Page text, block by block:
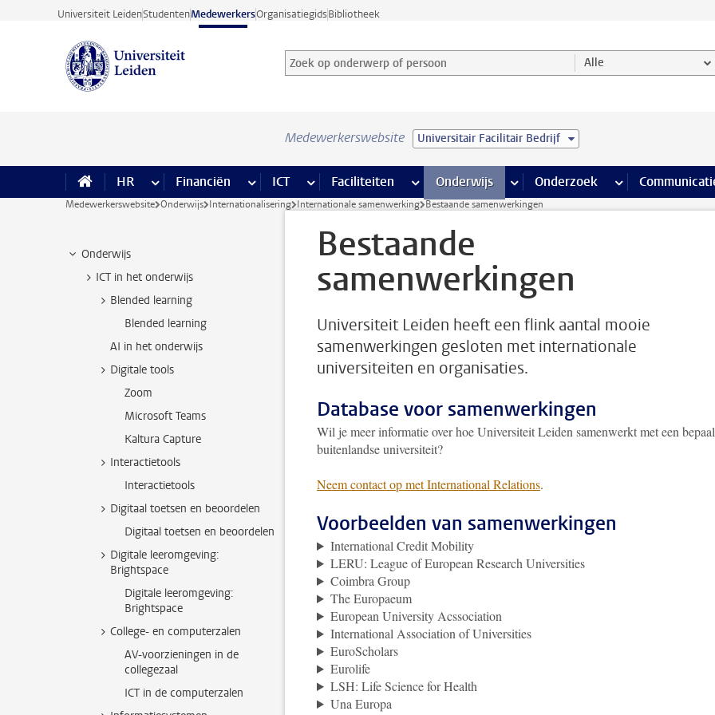
Ga direct naar de inhoud
Universiteit LeidenStudentenMedewerkersOrganisatiegidsBibliotheek
Zoek op onderwerp of persoon en selecteer categorie
Zoekterm Alle
Medewerkerswebsite Universitair Facilitair Bedrijf
HR meer HR pagina’s
Financiën meer Financiën pagina’s
ICT meer ICT pagina’s
Faciliteiten meer Faciliteiten pagina’s
Onderwijs meer Onderwijs pagina’s
Onderzoek meer Onderzoek
Medewerkerswebsite Onderwijs Internationalisering Internationale samenwerking Bestaande samenwerkingen
Onderwijs
ICT in het onderwijs
Blended learning
Blended learning
AI in het onderwijs
Digitale tools
Zoom
Microsoft Teams
Kaltura Capture
Interactietools
Interactietools
Digitaal toetsen en beoordelen
Digitaal toetsen en beoordelen
Digitale leeromgeving:
Brightspace
Digitale leeromgeving:
Brightspace
College- en computerzalen
AV-voorzieningen in de
collegezaal
ICT in de computerzalen
Bestaande
samenwerkingen
Universiteit Leiden heeft een flink aantal mooie
samenwerkingen gesloten met internationale
universiteiten en organisaties.
Database voor samenwerkingen
Wil je meer informatie over hoe Universiteit Leiden samenwerkt met een
buitenlandse universiteit?
Neem contact op met International Relations.
Voorbeelden van samenwerkingen
International Credit Mobility
LERU: League of European Research Universities
Coimbra Group
The Europaeum
European University Acssociation
International Association of Universities
EuroScholars
Eurolife
LSH: Life Science for Health
Una Europa